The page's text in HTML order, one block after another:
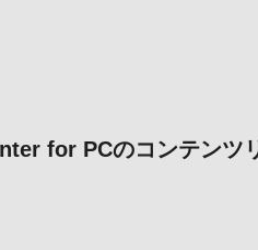
for PCのコンテンツ